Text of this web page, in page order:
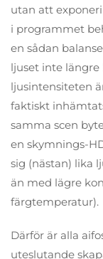
utan att
i programmet
en sådan
ljuset inte
ljusintensiteten
faktiskt
samma scen
en skymnings-
sig (nästan) lika
än med lägre
färgtemperatur).
Därför är alla
uteslutande